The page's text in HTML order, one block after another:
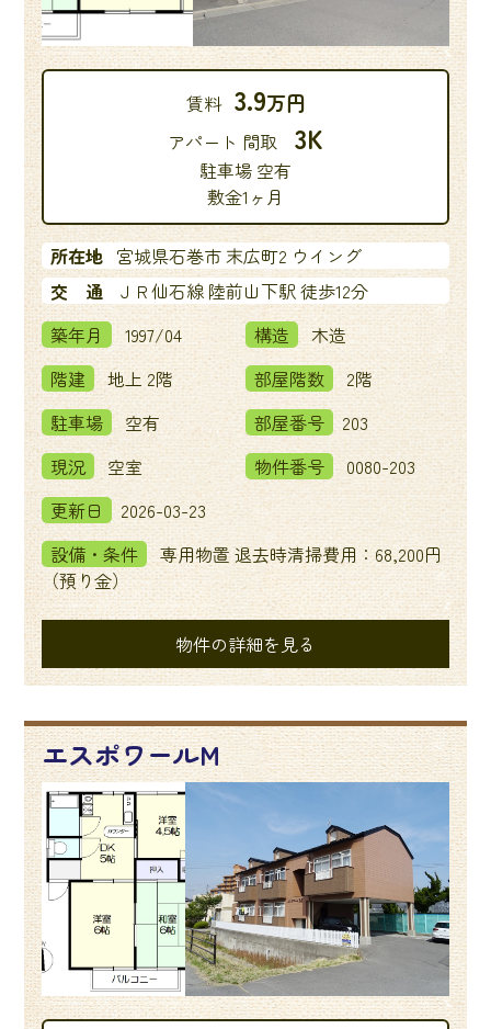
賃料 3.9万円
アパート 間取 3K
駐車場 空有
敷金1ヶ月
所在地 宮城県石巻市 末広町2 ウイング
交 通
ＪＲ仙石線 陸前山下駅 徒歩12分
築年月
1997/04 構造
木造
階建
地上 2階 部屋階数
2階
駐車場
空有 部屋番号
203
現況
空室 物件番号
0080-203
更新日
2026-03-23
設備・条件
専用物置 退去時清掃費用：68,200円
（預り金）
物件の詳細を見る
エスポワールM